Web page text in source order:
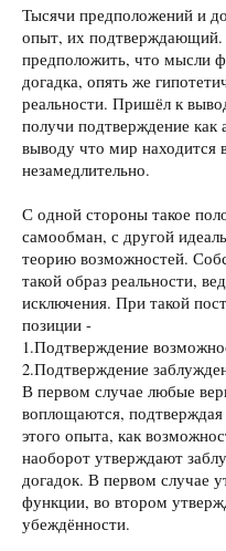
Тысячи предположений и
опыт, их подтверждающий.
предположить, что мысли
догадка, опять же
реальности. Пришёл к
получи подтверждение как
выводу что мир находится
незамедлительно.
С одной стороны такое
самообман, с другой
теорию возможностей.
такой образ реальности,
исключения. При такой
позиции -
1.Подтверждение
2.Подтверждение
В первом случае любые
воплощаются,
этого опыта, как
наоборот утверждают
догадок. В первом случае
функции, во втором
убеждённости.